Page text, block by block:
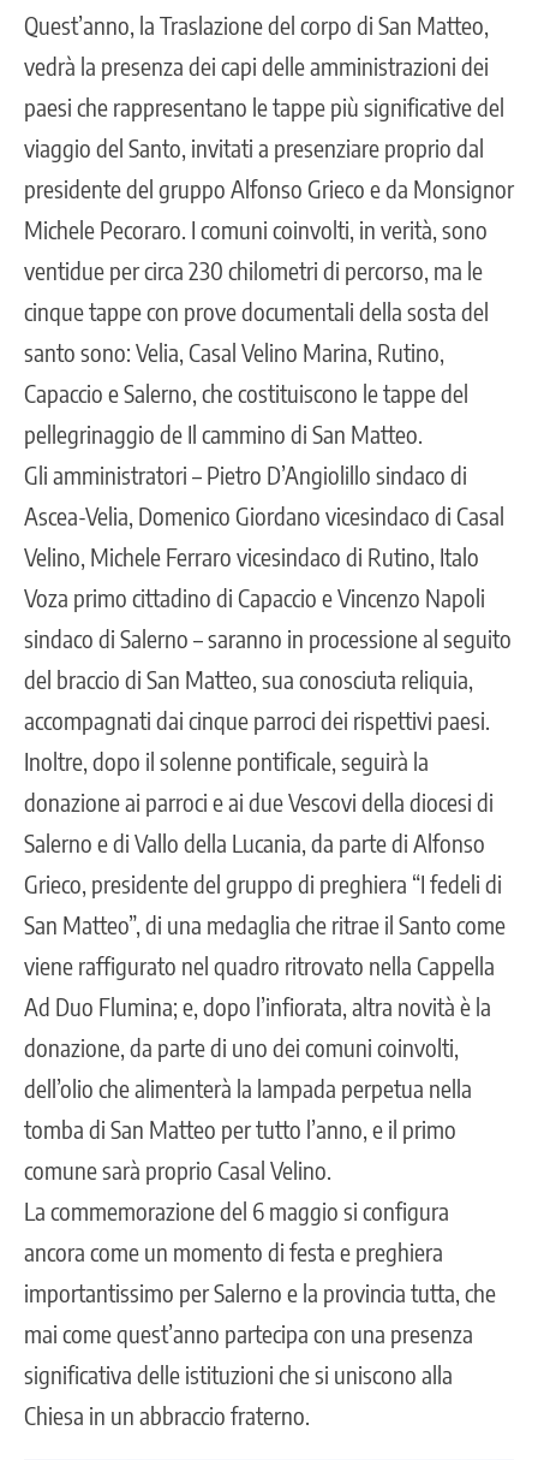
Quest’anno, la Traslazione del corpo di San Matteo,
vedrà la presenza dei capi delle amministrazioni dei
paesi che rappresentano le tappe più significative del
viaggio del Santo, invitati a presenziare proprio dal
presidente del gruppo Alfonso Grieco e da Monsignor
Michele Pecoraro. I comuni coinvolti, in verità, sono
ventidue per circa 230 chilometri di percorso, ma le
cinque tappe con prove documentali della sosta del
santo sono: Velia, Casal Velino Marina, Rutino,
Capaccio e Salerno, che costituiscono le tappe del
pellegrinaggio de Il cammino di San Matteo.
Gli amministratori – Pietro D’Angiolillo sindaco di
Ascea-Velia, Domenico Giordano vicesindaco di Casal
Velino, Michele Ferraro vicesindaco di Rutino, Italo
Voza primo cittadino di Capaccio e Vincenzo Napoli
sindaco di Salerno – saranno in processione al seguito
del braccio di San Matteo, sua conosciuta reliquia,
accompagnati dai cinque parroci dei rispettivi paesi.
Inoltre, dopo il solenne pontificale, seguirà la
donazione ai parroci e ai due Vescovi della diocesi di
Salerno e di Vallo della Lucania, da parte di Alfonso
Grieco, presidente del gruppo di preghiera “I fedeli di
San Matteo”, di una medaglia che ritrae il Santo come
viene raffigurato nel quadro ritrovato nella Cappella
Ad Duo Flumina; e, dopo l’infiorata, altra novità è la
donazione, da parte di uno dei comuni coinvolti,
dell’olio che alimenterà la lampada perpetua nella
tomba di San Matteo per tutto l’anno, e il primo
comune sarà proprio Casal Velino.
La commemorazione del 6 maggio si configura
ancora come un momento di festa e preghiera
importantissimo per Salerno e la provincia tutta, che
mai come quest’anno partecipa con una presenza
significativa delle istituzioni che si uniscono alla
Chiesa in un abbraccio fraterno.